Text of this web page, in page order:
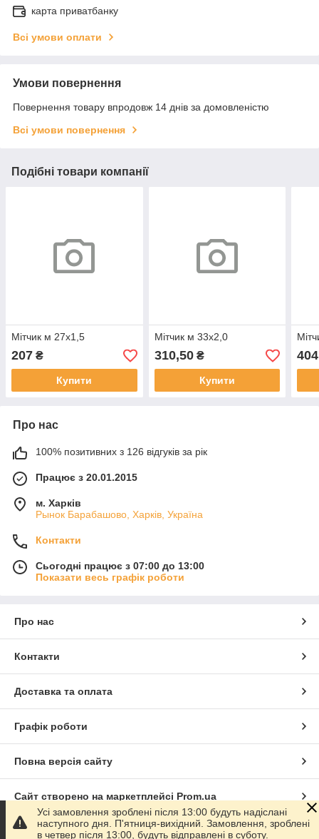
карта приватбанку
Всі умови оплати
Умови повернення
Повернення товару впродовж 14 днів за домовленістю
Всі умови повернення
Подібні товари компанії
Мітчик м 27х1,5
207 ₴
Купити
Мітчик м 33х2,0
310,50₴
Купити
Про нас
100% позитивних з 126 відгуків за рік
Працює з 20.01.2015
м. Харків
Рынок Барабашово, Харків, Україна
Контакти
Сьогодні працює з 07:00 до 13:00
Показати весь графік роботи
Про нас
Контакти
Доставка та оплата
Графік роботи
Повна версія сайту
Сайт створено на маркетплейсі Prom.ua
Політика конфіденційності
Усі замовлення зроблені після 13:00 будуть надіслані
наступного дня. П'ятниця-вихідний. Замовлення, зроблені
в четвер після 13:00, будуть відправлені в суботу.